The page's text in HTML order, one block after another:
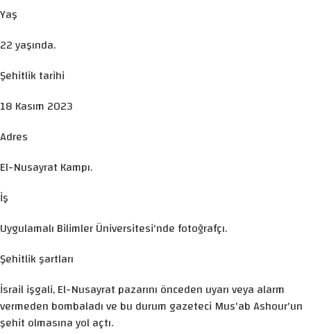
Yaş
22 yaşında.
Şehitlik tarihi
18 Kasım 2023
Adres
El-Nusayrat Kampı.
İş
Uygulamalı Bilimler Üniversitesi'nde fotoğrafçı.
Şehitlik şartları
İsrail işgali, El-Nusayrat pazarını önceden uyarı veya alarm
vermeden bombaladı ve bu durum gazeteci Mus'ab Ashour'un
şehit olmasına yol açtı.